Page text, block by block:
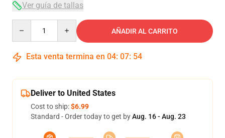
Ver guía de tallas
AÑADIR AL CARRITO
Esta venta termina en 04: 07: 53
Deliver to United States
Cost to ship:$6.99
Standard - Order today to get byAug. 16 - Aug. 23